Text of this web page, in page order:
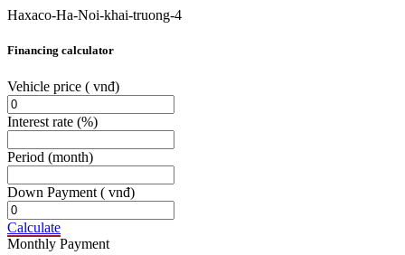
Haxaco-Ha-Noi-khai-truong-4
Financing calculator
Vehicle price ( vnđ)
Interest rate (%)
Period (month)
Down Payment ( vnđ)
Calculate
Monthly Payment